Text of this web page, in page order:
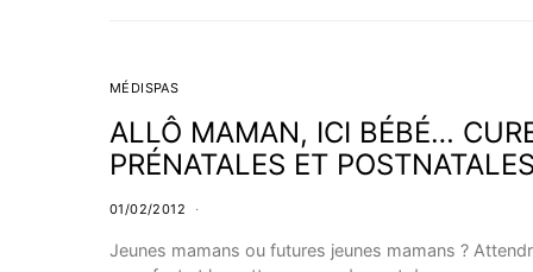
MÉDISPAS
ALLÔ MAMAN, ICI BÉBÉ…
PRÉNATALES ET POSTNATALES
01/02/2012
Jeunes mamans ou futures jeunes mamans ?